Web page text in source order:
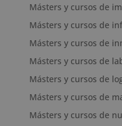
Másters y cursos de
Másters y cursos de
Másters y cursos de
Másters y cursos de
Másters y cursos de
Másters y cursos de
Másters y cursos de